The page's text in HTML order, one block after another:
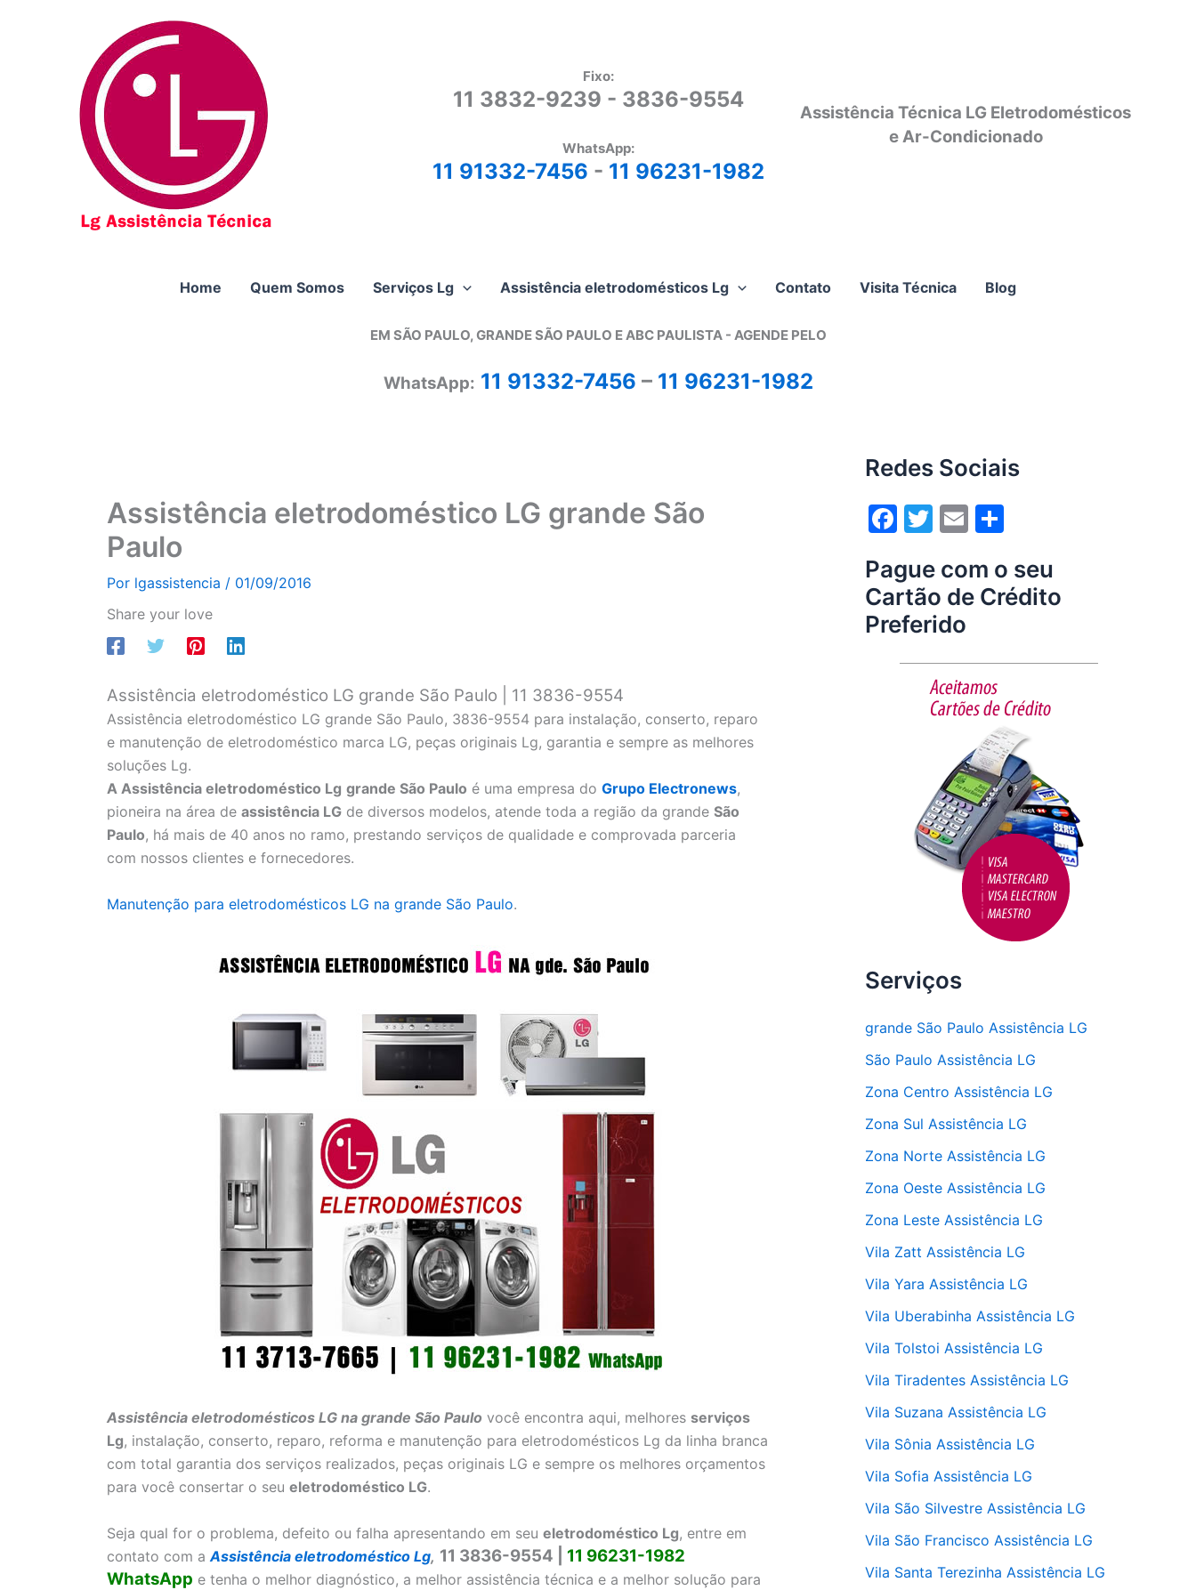
Fixo:
11 3832-9239 - 3836-9554
WhatsApp:
11 91332-7456 - 11 96231-1982
Assistência Técnica LG Eletrodomésticos
e Ar-Condicionado
Home Quem Somos Serviços Lg Assistência eletrodomésticos Lg Contato Visita Técnica Blog
EM SÃO PAULO, GRANDE SÃO PAULO E ABC PAULISTA - AGENDE PELO
WhatsApp: 11 91332-7456 – 11 96231-1982
Assistência eletrodoméstico LG grande São
Paulo
Por lgassistencia / 01/09/2016
Share your love
Assistência eletrodoméstico LG grande São Paulo | 11 3836-9554
Assistência eletrodoméstico LG grande São Paulo, 3836-9554 para instalação, conserto, reparo
e manutenção de eletrodoméstico marca LG, peças originais Lg, garantia e sempre as melhores
soluções Lg.
A Assistência eletrodoméstico Lg grande São Paulo é uma empresa do Grupo Electronews,
pioneira na área de assistência LG de diversos modelos, atende toda a região da grande São
Paulo, há mais de 40 anos no ramo, prestando serviços de qualidade e comprovada parceria
com nossos clientes e fornecedores.
Manutenção para eletrodomésticos LG na grande São Paulo.
Assistência eletrodomésticos LG na grande São Paulo você encontra aqui, melhores serviços
Lg, instalação, conserto, reparo, reforma e manutenção para eletrodomésticos Lg da linha branca
com total garantia dos serviços realizados, peças originais LG e sempre os melhores orçamentos
para você consertar o seu eletrodoméstico LG.
Seja qual for o problema, defeito ou falha apresentando em seu eletrodoméstico Lg, entre em
contato com a Assistência eletrodoméstico Lg, 11 3836-9554 | 11 96231-1982
WhatsApp e tenha o melhor diagnóstico, a melhor assistência técnica e a melhor solução para
Redes Sociais
F
c
e
b
o
T
itt
er
E
ai
l
ar
e
Pague com o seu
Cartão de Crédito
Preferido
Serviços
grande São Paulo Assistência LG
São Paulo Assistência LG
Zona Centro Assistência LG
Zona Sul Assistência LG
Zona Norte Assistência LG
Zona Oeste Assistência LG
Zona Leste Assistência LG
Vila Zatt Assistência LG
Vila Yara Assistência LG
Vila Uberabinha Assistência LG
Vila Tolstoi Assistência LG
Vila Tiradentes Assistência LG
Vila Suzana Assistência LG
Vila Sônia Assistência LG
Vila Sofia Assistência LG
Vila São Silvestre Assistência LG
Vila São Francisco Assistência LG
Vila Santa Terezinha Assistência LG